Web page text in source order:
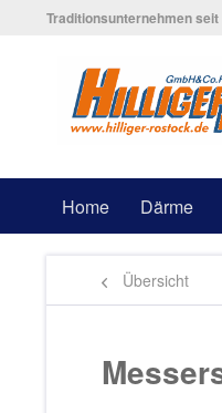
Traditionsunternehmen seit
Home Därme
Übersicht